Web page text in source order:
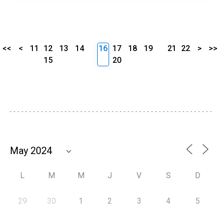
<< < 11 12 13
14
15
16 17 18
19
20
21 22 > >>
L M M J V S D
29 30 1 2 3 4 5